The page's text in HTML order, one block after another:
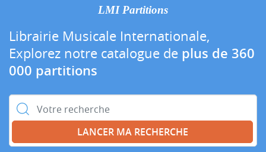
LMI Partitions
Librairie Musicale Internationale,
Explorez notre catalogue de plus de 360
000 partitions
Rechercher :